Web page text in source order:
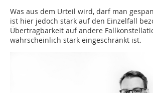
Was aus dem Urteil wird, darf man
ist hier jedoch stark auf den Einzelfall
Übertragbarkeit auf andere
wahrscheinlich stark eingeschränkt ist.